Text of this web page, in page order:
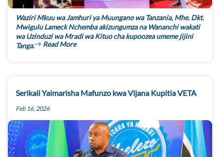
Waziri Mkuu wa Jamhuri ya Muungano wa Tanzania, Mhe. Dkt.
Mwigulu Lameck Nchemba akizungumza na Wananchi wakati
wa Uzinduzi wa Mradi wa Kituo cha kupoozea umeme jijini
Tanga.
Read More
Serikali Yaimarisha Mafunzo kwa Vijana Kupitia VETA
Feb 16, 2026